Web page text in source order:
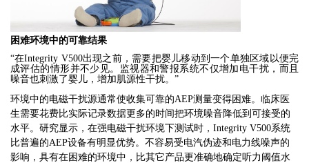
困难环境中的可靠结果
“在Integrity V500出现之前， 需要把婴儿移动到一个单独区域以便完
成评估的情形并不少见。 监视器和警报系统不仅增加电干扰 ， 而且
噪音也刺激了婴儿 ， 增加肌源性干扰。”
环境中的电磁干扰源通常使收集可靠的AEP测量变得困难。 临床医
生需要花费比实际记录数据更多的时间把环境噪音降低到可接受的
水平。 研究显示 ， 在强电磁干扰环境下测试时 ，Integrity V500系统
比普遍的AEP设备有明显优势。 不容易受电汽伪迹和电力线噪声的
影响 ， 具有在困难的环境中 ， 比其它产品更准确地确定听力阈值水